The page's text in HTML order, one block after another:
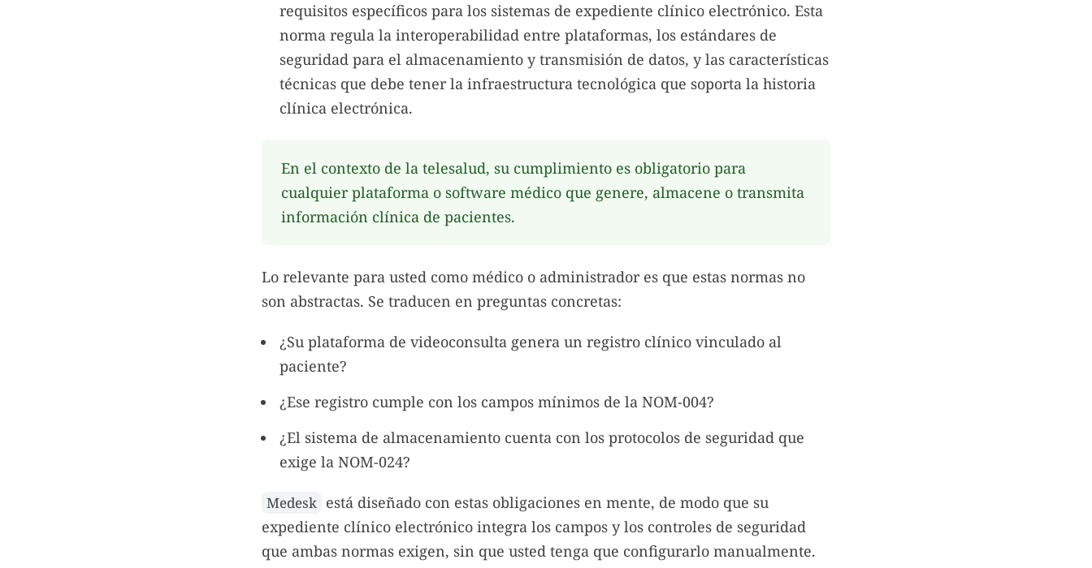
requisitos específicos para los sistemas de expediente clínico electrónico. Esta
norma regula la interoperabilidad entre plataformas, los estándares de
seguridad para el almacenamiento y transmisión de datos, y las características
técnicas que debe tener la infraestructura tecnológica que soporta la historia
clínica electrónica.
En el contexto de la telesalud, su cumplimiento es obligatorio para
cualquier plataforma o software médico que genere, almacene o transmita
información clínica de pacientes.
Lo relevante para usted como médico o administrador es que estas normas no
son abstractas. Se traducen en preguntas concretas:
¿Su plataforma de videoconsulta genera un registro clínico vinculado al
paciente?
¿Ese registro cumple con los campos mínimos de la NOM-004?
¿El sistema de almacenamiento cuenta con los protocolos de seguridad que
exige la NOM-024?
Medesk está diseñado con estas obligaciones en mente, de modo que su
expediente clínico electrónico integra los campos y los controles de seguridad
que ambas normas exigen, sin que usted tenga que configurarlo manualmente.